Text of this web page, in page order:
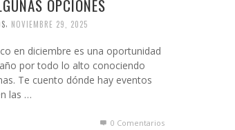
OPCIONES
, NOVIEMBRE 29, 2025
en diciembre es una oportunidad
por todo lo alto conociendo
Te cuento dónde hay eventos
las …
0 Comentarios